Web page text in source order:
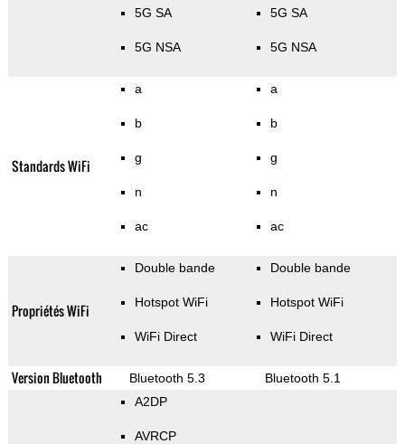
5G SA
5G NSA
5G SA
5G NSA
Standards WiFi
a
b
g
n
ac
a
b
g
n
ac
Propriétés WiFi
Double bande
Hotspot WiFi
WiFi Direct
Double bande
Hotspot WiFi
WiFi Direct
Version Bluetooth Bluetooth 5.3
Bluetooth 5.1
A2DP
AVRCP